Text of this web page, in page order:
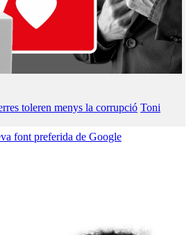
toleren menys la corrupció Toni
font preferida de Google